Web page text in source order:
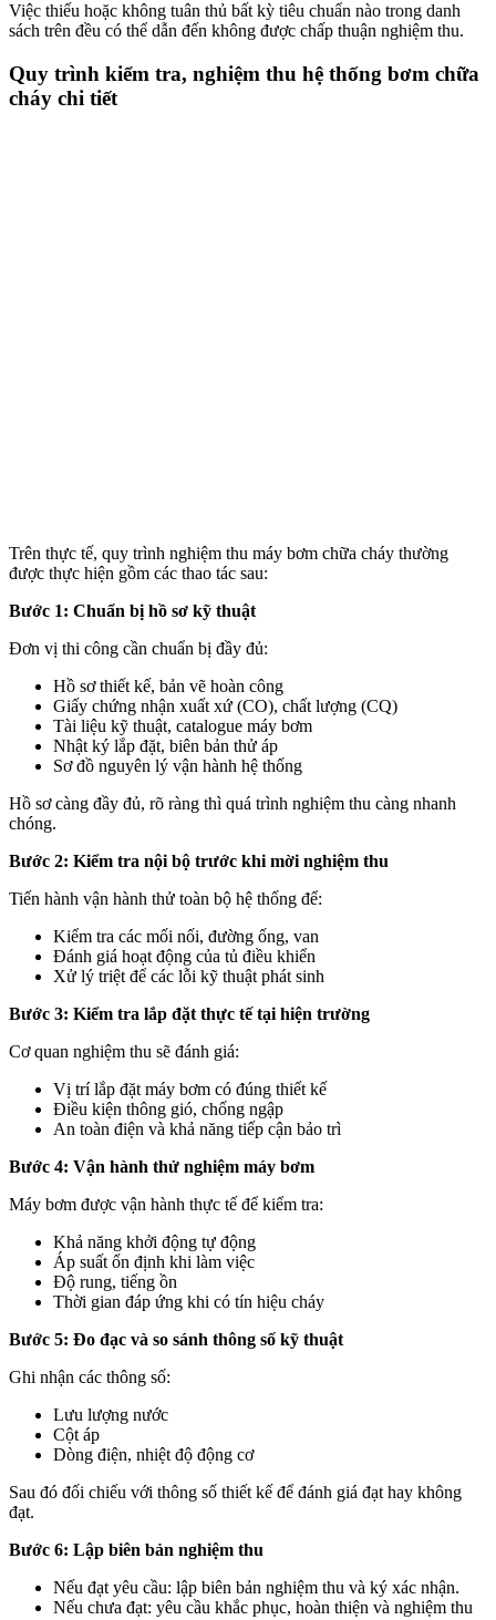
Việc thiếu hoặc không tuân thủ bất kỳ tiêu chuẩn nào trong danh
sách trên đều có thể dẫn đến không được chấp thuận nghiệm thu.
Quy trình kiểm tra, nghiệm thu hệ thống bơm chữa
cháy chi tiết
Trên thực tế, quy trình nghiệm thu máy bơm chữa cháy thường
được thực hiện gồm các thao tác sau:
Bước 1: Chuẩn bị hồ sơ kỹ thuật
Đơn vị thi công cần chuẩn bị đầy đủ:
Hồ sơ thiết kế, bản vẽ hoàn công
Giấy chứng nhận xuất xứ (CO), chất lượng (CQ)
Tài liệu kỹ thuật, catalogue máy bơm
Nhật ký lắp đặt, biên bản thử áp
Sơ đồ nguyên lý vận hành hệ thống
Hồ sơ càng đầy đủ, rõ ràng thì quá trình nghiệm thu càng nhanh
chóng.
Bước 2: Kiểm tra nội bộ trước khi mời nghiệm thu
Tiến hành vận hành thử toàn bộ hệ thống để:
Kiểm tra các mối nối, đường ống, van
Đánh giá hoạt động của tủ điều khiển
Xử lý triệt để các lỗi kỹ thuật phát sinh
Bước 3: Kiểm tra lắp đặt thực tế tại hiện trường
Cơ quan nghiệm thu sẽ đánh giá:
Vị trí lắp đặt máy bơm có đúng thiết kế
Điều kiện thông gió, chống ngập
An toàn điện và khả năng tiếp cận bảo trì
Bước 4: Vận hành thử nghiệm máy bơm
Máy bơm được vận hành thực tế để kiểm tra:
Khả năng khởi động tự động
Áp suất ổn định khi làm việc
Độ rung, tiếng ồn
Thời gian đáp ứng khi có tín hiệu cháy
Bước 5: Đo đạc và so sánh thông số kỹ thuật
Ghi nhận các thông số:
Lưu lượng nước
Cột áp
Dòng điện, nhiệt độ động cơ
Sau đó đối chiếu với thông số thiết kế để đánh giá đạt hay không
đạt.
Bước 6: Lập biên bản nghiệm thu
Nếu đạt yêu cầu: lập biên bản nghiệm thu và ký xác nhận.
Nếu chưa đạt: yêu cầu khắc phục, hoàn thiện và nghiệm thu